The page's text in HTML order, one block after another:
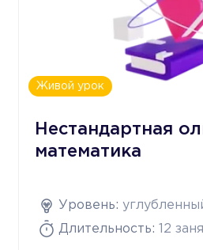
Живой урок
Нестандартная
математика
Уровень:
Длительность:
12